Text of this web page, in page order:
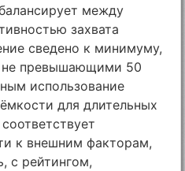
между
захвата
сведено к минимуму,
не превышающими 50
использование
для длительных
к внешним факторам,
с рейтингом,